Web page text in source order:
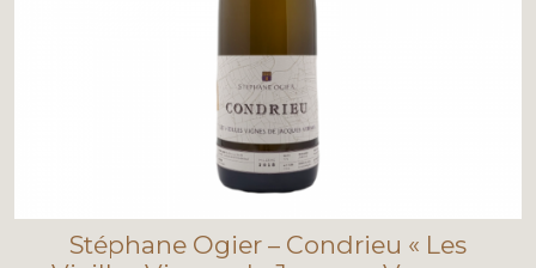
Stéphane Ogier – Condrieu « Les